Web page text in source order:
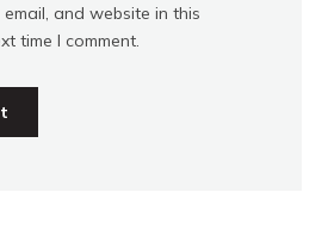
email, and website in this
time I comment.